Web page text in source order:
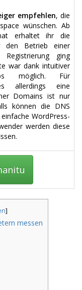
empfehlen, die
wünschen. Ab
erhaltet ihr die
den Betrieb einer
ging
war dank intuitiver
möglich. Für
allerdings eine
Domains ist nur
können die DNS
WordPress-
werden diese
]
messen